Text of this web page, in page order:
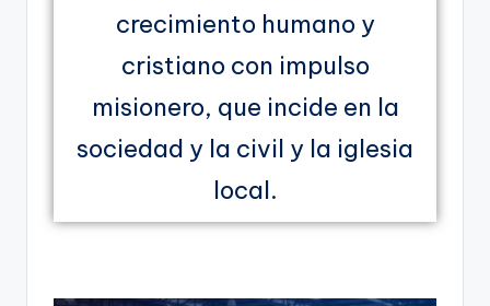
crecimiento humano y
cristiano con impulso
misionero, que incide en la
sociedad y la civil y la iglesia
local.